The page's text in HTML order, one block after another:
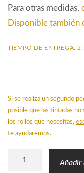
Para otras medidas,
Disponible también
TIEMPO DE ENTREGA: 2
Si se realiza un segundo
posible que las tintadas no
los rollos que necesitas,
te ayudaremos.
Mural
Añadir